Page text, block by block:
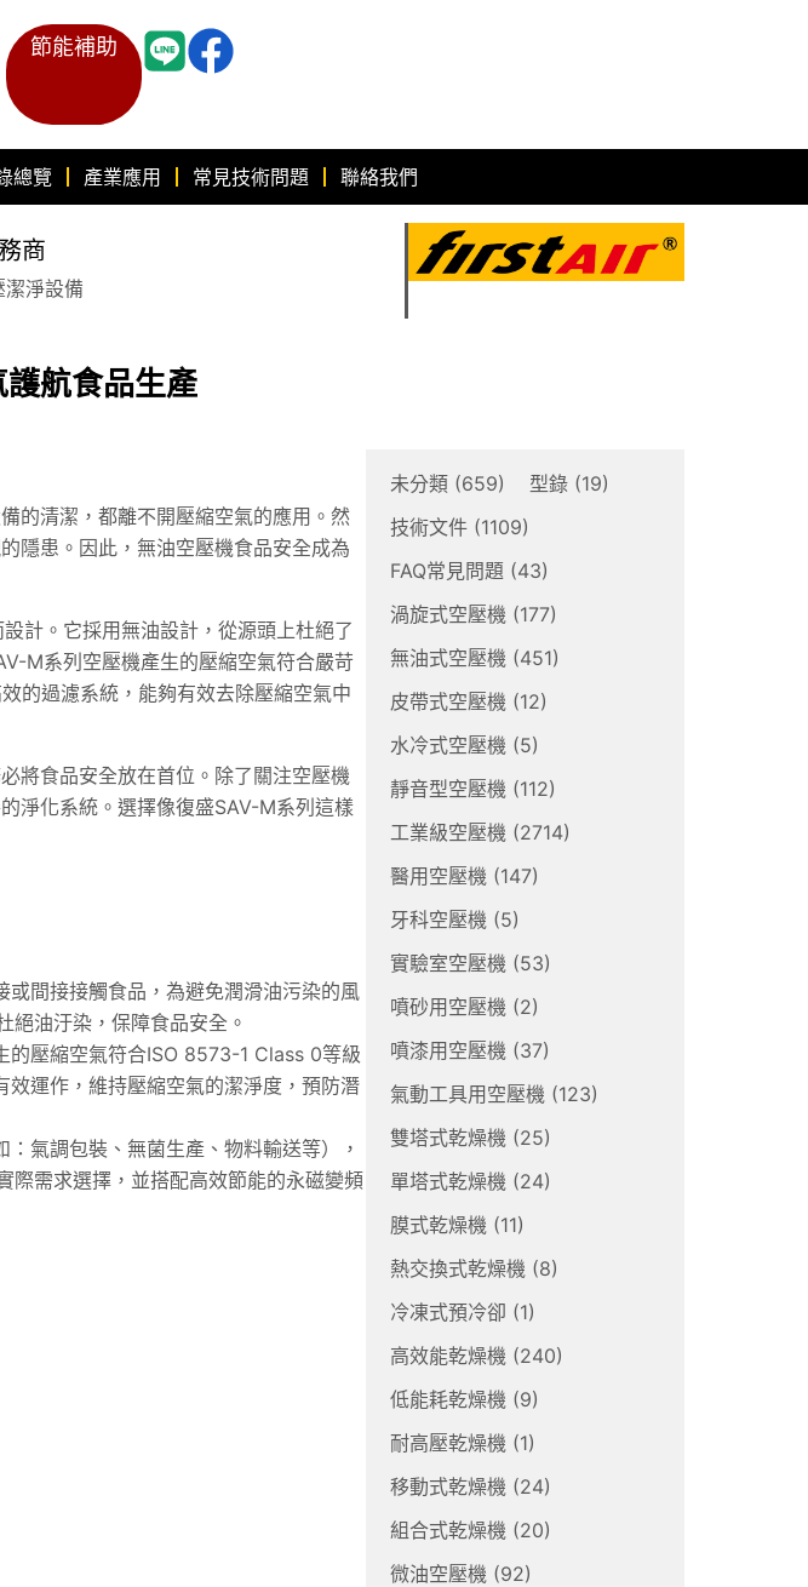
節能補助
總覽 產業應用 常見技術問題 聯絡我們
商
淨設備
航食品生產
的清潔，都離不開壓縮空氣的應用。然
隱患。因此，無油空壓機食品安全成為
計。它採用無油設計，從源頭上杜絕了
-M系列空壓機產生的壓縮空氣符合嚴苛
的過濾系統，能夠有效去除壓縮空氣中
將食品安全放在首位。除了關注空壓機
淨化系統。選擇像復盛SAV-M系列這樣
間接接觸食品，為避免潤滑油污染的風
絕油汙染，保障食品安全。
的壓縮空氣符合ISO 8573-1 Class 0等級
運作，維持壓縮空氣的潔淨度，預防潛
氣調包裝、無菌生產、物料輸送等），
際需求選擇，並搭配高效節能的永磁變頻
未分類 (659) 型錄 (19)
技術文件 (1109)
FAQ常見問題 (43)
渦旋式空壓機 (177)
無油式空壓機 (451)
皮帶式空壓機 (12)
水冷式空壓機 (5)
靜音型空壓機 (112)
工業級空壓機 (2714)
醫用空壓機 (147)
牙科空壓機 (5)
實驗室空壓機 (53)
噴砂用空壓機 (2)
噴漆用空壓機 (37)
氣動工具用空壓機 (123)
雙塔式乾燥機 (25)
單塔式乾燥機 (24)
膜式乾燥機 (11)
熱交換式乾燥機 (8)
冷凍式預冷卻 (1)
高效能乾燥機 (240)
低能耗乾燥機 (9)
耐高壓乾燥機 (1)
移動式乾燥機 (24)
組合式乾燥機 (20)
微油空壓機 (92)